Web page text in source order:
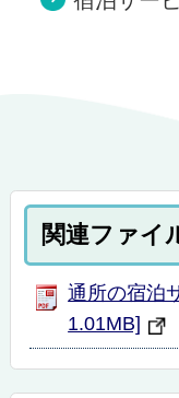
関連ファイ
通所の宿泊
1.01MB]